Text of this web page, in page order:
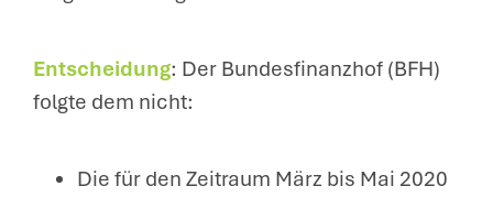
Entscheidung: Der Bundesfinanzhof (BFH)
folgte dem nicht:
Die für den Zeitraum März bis Mai 2020